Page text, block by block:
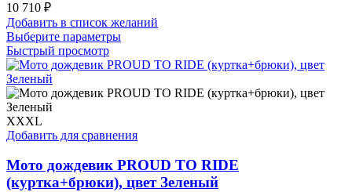
10 710 ₽
Добавить в список желаний
Выберите параметрыЭтот
имеет
вариаций.
выбрать
странице
Быстрый просмотр
XXXL
Добавить для сравнения
Мото дождевик PROUD TO RIDE
(куртка+брюки), цвет Зеленый